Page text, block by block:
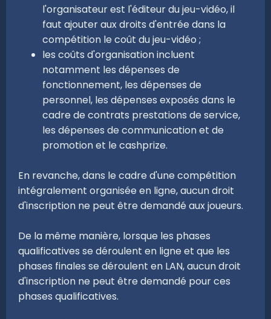
l'organisateur est l'éditeur du jeu-vidéo, il
faut ajouter aux droits d'entrée dans la
compétition le coût du jeu-vidéo ;
les coûts d'organisation incluent
notamment les dépenses de
fonctionnement, les dépenses de
personnel, les dépenses exposés dans le
cadre de contrats prestations de service,
les dépenses de communication et de
promotion et le cashprize.
En revanche, dans le cadre d'une compétition
intégralement organisée en ligne, aucun droit
d'inscription ne peut être demandé aux joueurs.
De la même manière, lorsque les phases
qualificatives se déroulent en ligne et que les
phases finales se déroulent en LAN, aucun droit
d'inscription ne peut être demandé pour ces
phases qualificatives.